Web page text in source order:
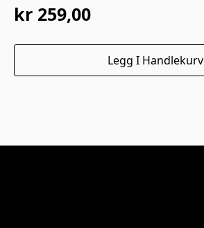
kr 259,00
Legg I Handlekurv